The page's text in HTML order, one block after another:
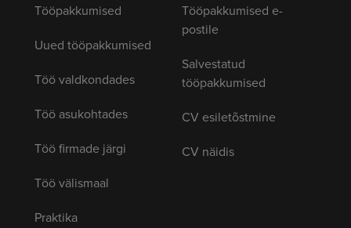
Tööpakkumised
Uued tööpakkumised
Töö valdkondades
Töö asukohtades
Töö firmade järgi
Töö välismaal
Praktika
Tööpakkumised e-
postile
Salvestatud
tööpakkumised
CV esiletõstmine
CV näidis